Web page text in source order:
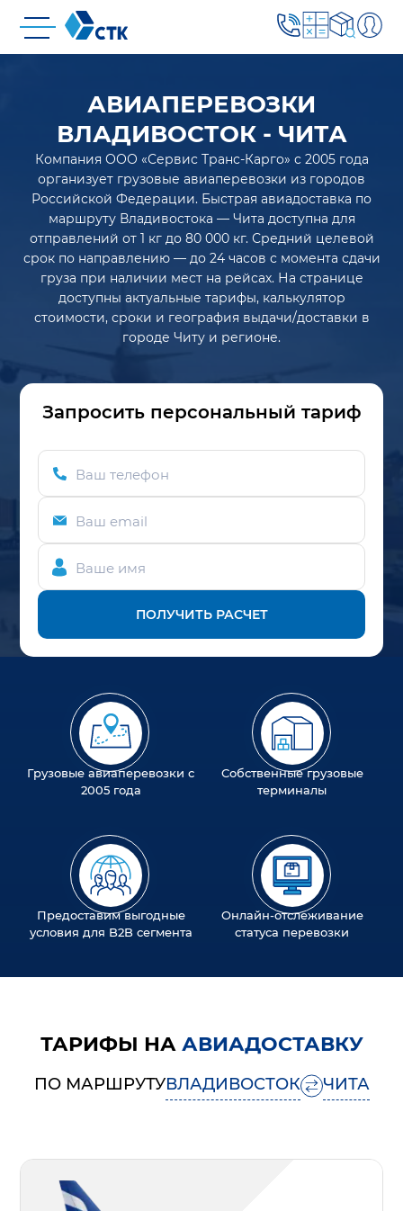
АВИАПЕРЕВОЗКИ
ВЛАДИВОСТОК - ЧИТА
Компания ООО «Сервис Транс-Карго» с 2005 года
организует грузовые авиаперевозки из городов
Российской Федерации. Быстрая авиадоставка по
маршруту Владивостока — Чита доступна для
отправлений от 1 кг до 80 000 кг. Средний целевой
срок по направлению — до 24 часов с момента сдачи
груза при наличии мест на рейсах. На странице
доступны актуальные тарифы, калькулятор
стоимости, сроки и география выдачи/доставки в
городе Читу и регионе.
Запросить персональный тариф
Ваш телефон
Ваш email
Ваше имя
ПОЛУЧИТЬ РАСЧЕТ
Грузовые авиаперевозки с
2005 года
Собственные грузовые
терминалы
Предоставим выгодные
условия для B2B сегмента
Онлайн-отслеживание
статуса перевозки
ТАРИФЫ НА АВИАДОСТАВКУ
ПО МАРШРУТУВЛАДИВОСТОК ЧИТА